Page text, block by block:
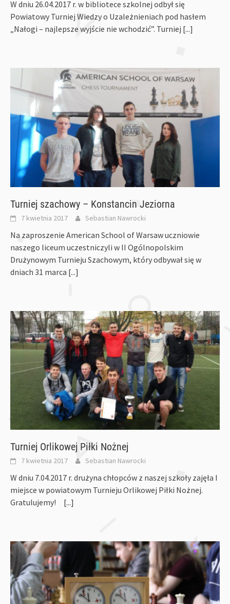
W dniu 26.04.2017 r. w bibliotece szkolnej odbył się
Powiatowy Turniej Wiedzy o Uzależnieniach pod hasłem
„Nałogi – najlepsze wyjście nie wchodzić”. Turniej [...]
Turniej szachowy – Konstancin Jeziorna
7 kwietnia 2017 Sebastian Nawrocki
Na zaproszenie American School of Warsaw uczniowie
naszego liceum uczestniczyli w II Ogólnopolskim
Drużynowym Turnieju Szachowym, który odbywał się w
dniach 31 marca [...]
Turniej Orlikowej Piłki Nożnej
7 kwietnia 2017 Sebastian Nawrocki
W dniu 7.04.2017 r. drużyna chłopców z naszej szkoły zajęła I
miejsce w powiatowym Turnieju Orlikowej Piłki Nożnej.
Gratulujemy! [...]